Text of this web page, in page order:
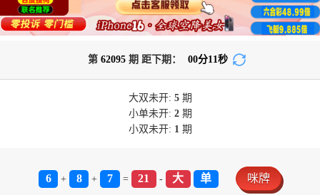
第 62095期 距下期： 00分11 秒
大双未开: 5期
小单未开: 2期
小双未开: 1 期
6 + 8 + 7 = 21 - 大 单 咪牌